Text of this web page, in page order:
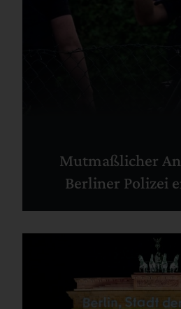
Mutmaßlicher
Berliner Polizei